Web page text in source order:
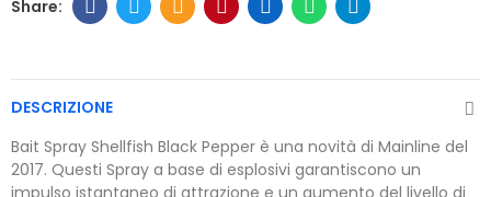
DESCRIZIONE
Bait Spray Shellfish Black Pepper è una novità di Mainline del
2017. Questi Spray a base di esplosivi garantiscono un
impulso istantaneo di attrazione e un aumento del livello di